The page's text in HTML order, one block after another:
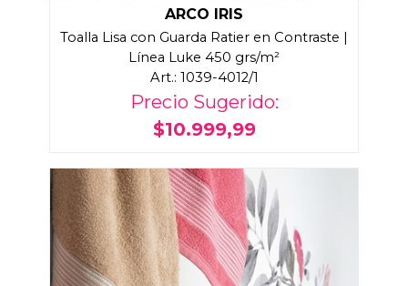
ARCO IRIS
Toalla Lisa con Guarda Ratier en Contraste |
Línea Luke 450 grs/m²
Art.: 1039-4012/1
Precio Sugerido:
$10.999,99